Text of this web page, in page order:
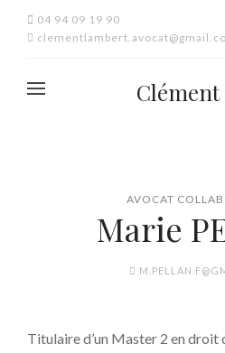
04 94 09 19 90
AVOCAT
Marie
Titulaire d’un Master 2 en droit